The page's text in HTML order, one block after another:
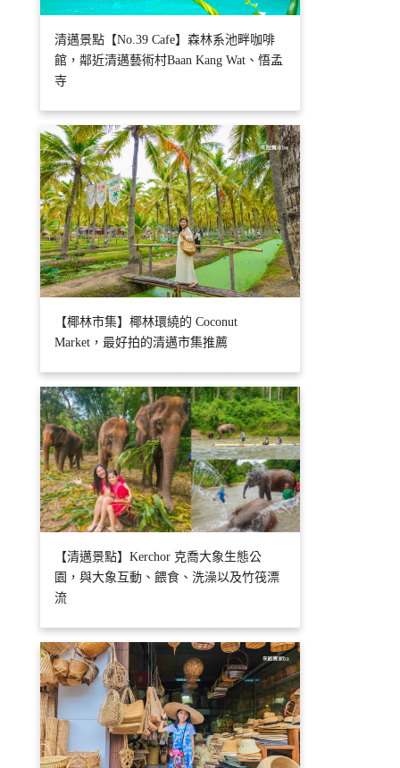
清邁景點【No.39 Cafe】森林系池畔咖啡
館，鄰近清邁藝術村Baan Kang Wat、悟孟
寺
【椰林市集】椰林環繞的 Coconut
Market，最好拍的清邁市集推薦
【清邁景點】Kerchor 克喬大象生態公
園，與大象互動、餵食、洗澡以及竹筏漂
流